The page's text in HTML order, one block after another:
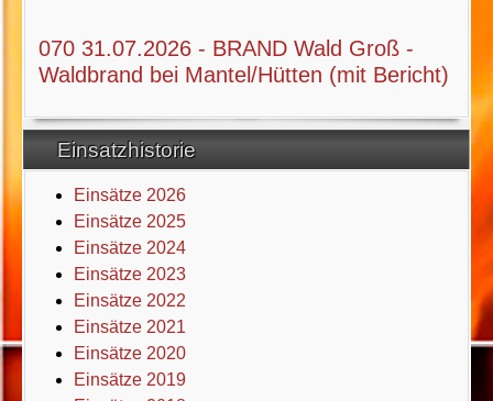
070 31.07.2026 - BRAND Wald Groß -
Waldbrand bei Mantel/Hütten (mit Bericht)
Einsatzhistorie
Einsätze 2026
Einsätze 2025
Einsätze 2024
Einsätze 2023
Einsätze 2022
Einsätze 2021
Einsätze 2020
Einsätze 2019